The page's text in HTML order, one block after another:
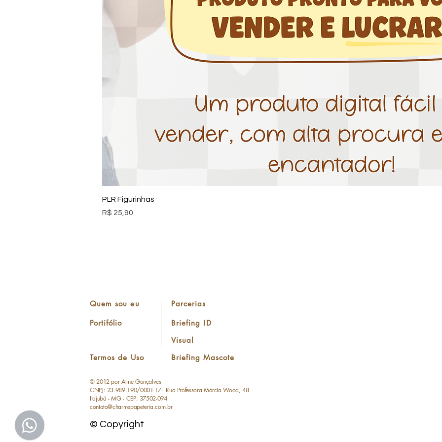
PLR Figurinhas
Preço
R$ 25,90
Quem sou eu
Portifólio
Termos de Uso
Parcerias
Briefing ID
Visual
Briefing Mascote
© 2012 por Aline Gonçalves
CNPJ: 23.989.190/0001-17 - Rua Professora Márcia Wood, 48
Itajubá - MG - CEP: 37502-094
contato@charmepapeteria.com.br
© Copyright